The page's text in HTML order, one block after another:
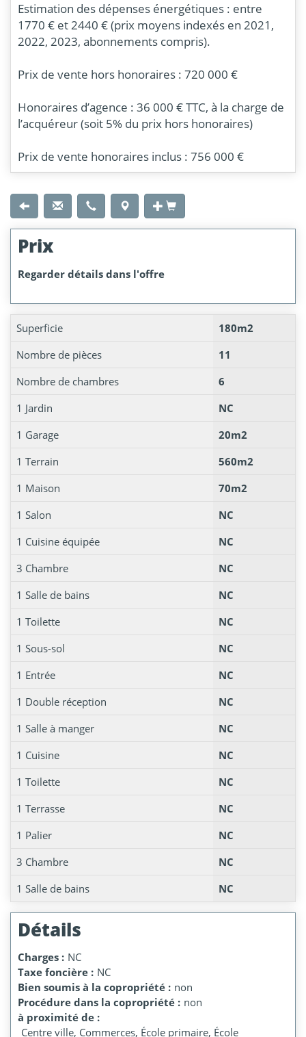
Estimation des dépenses énergétiques : entre
1770 € et 2440 € (prix moyens indexés en 2021,
2022, 2023, abonnements compris).
Prix de vente hors honoraires : 720 000 €
Honoraires d’agence : 36 000 € TTC, à la charge de
l’acquéreur (soit 5% du prix hors honoraires)
Prix de vente honoraires inclus : 756 000 €
Prix
Regarder détails dans l'offre
Superficie
180m2
Nombre de pièces
11
Nombre de chambres
6
1 Jardin
NC
1 Garage
20m2
1 Terrain
560m2
1 Maison
70m2
1 Salon
NC
1 Cuisine équipée
NC
3 Chambre
NC
1 Salle de bains
NC
1 Toilette
NC
1 Sous-sol
NC
1 Entrée
NC
1 Double réception
NC
1 Salle à manger
NC
1 Cuisine
NC
1 Toilette
NC
1 Terrasse
NC
1 Palier
NC
3 Chambre
NC
1 Salle de bains
NC
Détails
Charges : NC
Taxe foncière : NC
Bien soumis à la copropriété : non
Procédure dans la copropriété : non
à proximité de :
Centre ville, Commerces, École primaire, École